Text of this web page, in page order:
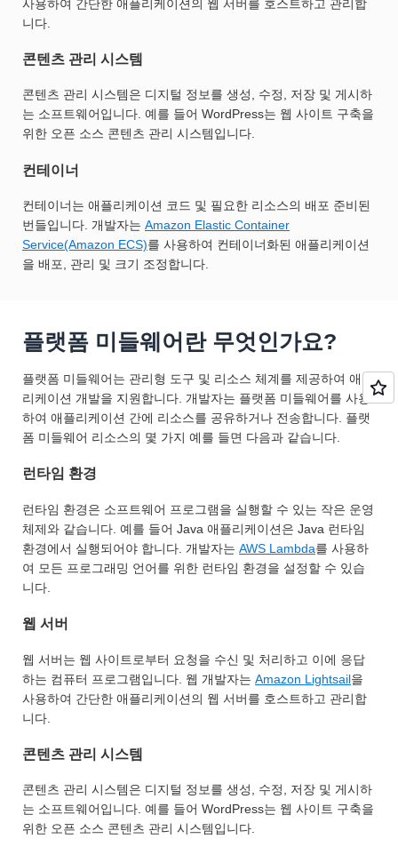
사용하여 간단한 애플리케이션의 웹 서버를 호스트하고 관리합
니다.
콘텐츠 관리 시스템
콘텐츠 관리 시스템은 디지털 정보를 생성, 수정, 저장 및 게시하
는 소프트웨어입니다. 예를 들어 WordPress는 웹 사이트 구축을
위한 오픈 소스 콘텐츠 관리 시스템입니다.
컨테이너
컨테이너는 애플리케이션 코드 및 필요한 리소스의 배포 준비된
번들입니다. 개발자는 Amazon Elastic Container
Service(Amazon ECS)를 사용하여 컨테이너화된 애플리케이션
을 배포, 관리 및 크기 조정합니다.
플랫폼 미들웨어란 무엇인가요?
플랫폼 미들웨어는 관리형 도구 및 리소스 체계를 제공하여 애플
리케이션 개발을 지원합니다. 개발자는 플랫폼 미들웨어를 사용
하여 애플리케이션 간에 리소스를 공유하거나 전송합니다. 플랫
폼 미들웨어 리소스의 몇 가지 예를 들면 다음과 같습니다.
런타임 환경
런타임 환경은 소프트웨어 프로그램을 실행할 수 있는 작은 운영
체제와 같습니다. 예를 들어 Java 애플리케이션은 Java 런타임
환경에서 실행되어야 합니다. 개발자는 AWS Lambda를 사용하
여 모든 프로그래밍 언어를 위한 런타임 환경을 설정할 수 있습
니다.
웹 서버
웹 서버는 웹 사이트로부터 요청을 수신 및 처리하고 이에 응답
하는 컴퓨터 프로그램입니다. 웹 개발자는 Amazon Lightsail을
사용하여 간단한 애플리케이션의 웹 서버를 호스트하고 관리합
니다.
콘텐츠 관리 시스템
콘텐츠 관리 시스템은 디지털 정보를 생성, 수정, 저장 및 게시하
는 소프트웨어입니다. 예를 들어 WordPress는 웹 사이트 구축을
위한 오픈 소스 콘텐츠 관리 시스템입니다.